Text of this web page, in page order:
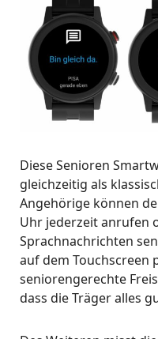
Diese Senioren
gleichzeitig als
Angehörige können
Uhr jederzeit anrufen
Sprachnachrichten
auf dem Touchscreen
seniorengerechte
dass die Träger alles